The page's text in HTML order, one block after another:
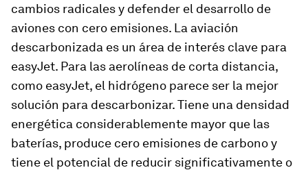
cambios radicales y defender el desarrollo de
aviones con cero emisiones. La aviación
descarbonizada es un área de interés clave para
easyJet. Para las aerolíneas de corta distancia,
como easyJet, el hidrógeno parece ser la mejor
solución para descarbonizar. Tiene una densidad
energética considerablemente mayor que las
baterías, produce cero emisiones de carbono y
tiene el potencial de reducir significativamente o